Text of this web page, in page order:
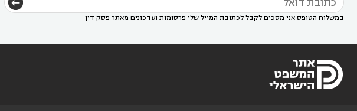
במשלוח הטופס אני מסכים לקבל לכתובת המייל שלי פרסומות ועדכונים מאתר פסק דין